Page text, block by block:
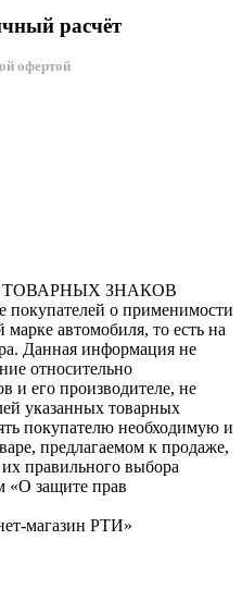
расчёт
офертой
ТОВАРНЫХ ЗНАКОВ
покупателей о применимости
автомобиля, то есть на
Данная информация не
относительно
и его производителе, не
указанных товарных
покупателю необходимую и
предлагаемом к продаже,
правильного выбора
«О защите прав
магазин РТИ»